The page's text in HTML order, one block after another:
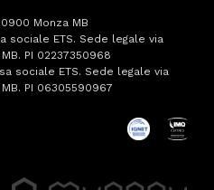
Monza MB
sociale ETS. Sede legale via
PI 02237350968
sociale ETS. Sede legale via
PI 06305590967